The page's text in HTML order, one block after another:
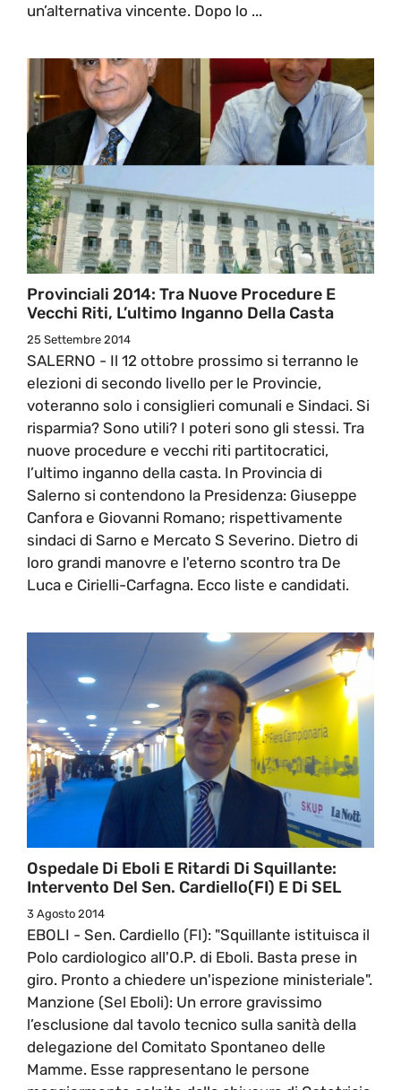
un’alternativa vincente. Dopo lo ...
Provinciali 2014: Tra Nuove Procedure E
Vecchi Riti, L’ultimo Inganno Della Casta
25 Settembre 2014
SALERNO - Il 12 ottobre prossimo si terranno le
elezioni di secondo livello per le Provincie,
voteranno solo i consiglieri comunali e Sindaci. Si
risparmia? Sono utili? I poteri sono gli stessi. Tra
nuove procedure e vecchi riti partitocratici,
l’ultimo inganno della casta. In Provincia di
Salerno si contendono la Presidenza: Giuseppe
Canfora e Giovanni Romano; rispettivamente
sindaci di Sarno e Mercato S Severino. Dietro di
loro grandi manovre e l'eterno scontro tra De
Luca e Cirielli-Carfagna. Ecco liste e candidati.
Ospedale Di Eboli E Ritardi Di Squillante:
Intervento Del Sen. Cardiello(FI) E Di SEL
3 Agosto 2014
EBOLI - Sen. Cardiello (FI): "Squillante istituisca il
Polo cardiologico all'O.P. di Eboli. Basta prese in
giro. Pronto a chiedere un'ispezione ministeriale".
Manzione (Sel Eboli): Un errore gravissimo
l’esclusione dal tavolo tecnico sulla sanità della
delegazione del Comitato Spontaneo delle
Mamme. Esse rappresentano le persone